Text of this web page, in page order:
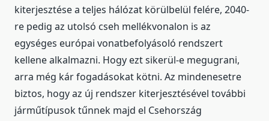
kiterjesztése a teljes hálózat körülbelül felére, 2040-
re pedig az utolsó cseh mellékvonalon is az
egységes európai vonatbefolyásoló rendszert
kellene alkalmazni. Hogy ezt sikerül-e megugrani,
arra még kár fogadásokat kötni. Az mindenesetre
biztos, hogy az új rendszer kiterjesztésével további
járműtípusok tűnnek majd el Csehország